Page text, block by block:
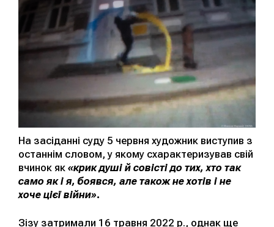
На засіданні суду 5 червня художник виступив з
останнім словом, у якому схарактеризував свій
вчинок як «крик душі й совісті до тих, хто так
само як і я, боявся, але також не хотів і не
хоче цієї війни».
Зізу затримали 16 травня 2022 р., однак ще